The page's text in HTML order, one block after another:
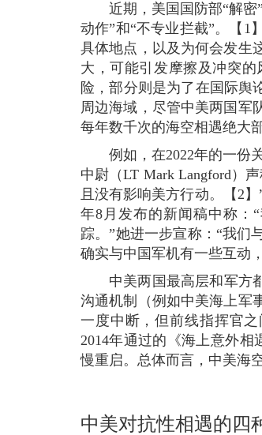
近期，美国国防部“解
动作”和“不专业拦截”。【1
具体地点，以及为何会发生
大，可能引发摩擦及冲突
险，部分则是为了在国际舆
周边海域，尽管中美两国军
每年数千次的海空相遇绝大
例如，在2022年的一份
中尉（LT Mark Langford）
且没有影响美方行动。【2
年8月发布的新闻稿中称
踪。”她进一步宣称：“我们
确实与中国军机有一些互动
中美两国最高层和军方
沟通机制（例如中美海上军
一度中断，但前线指挥官
2014年通过的《海上意外
慢重启。总体而言，中美海
中美对抗性相遇的四